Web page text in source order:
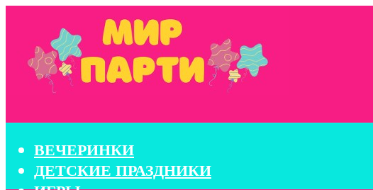
ВЕЧЕРИНКИ
ДЕТСКИЕ ПРАЗДНИКИ